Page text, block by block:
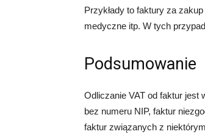
Przykłady to faktury za
medyczne itp. W tych
Podsumowanie
Odliczanie VAT od faktur jest
bez numeru NIP, faktur
faktur związanych z